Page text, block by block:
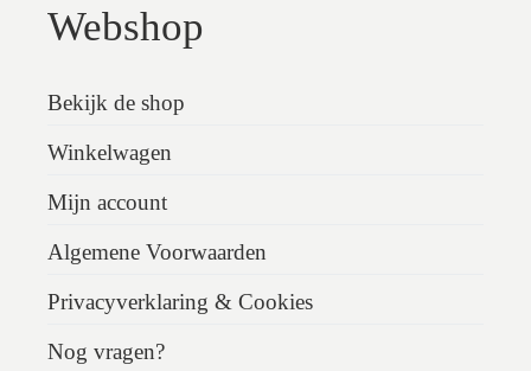
Webshop
Bekijk de shop
Winkelwagen
Mijn account
Algemene Voorwaarden
Privacyverklaring & Cookies
Nog vragen?